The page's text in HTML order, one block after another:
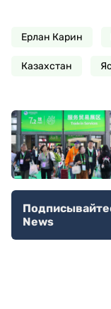
Ерлан Карин
Казахстан
News